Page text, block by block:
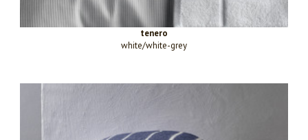
tenero
white/white-grey